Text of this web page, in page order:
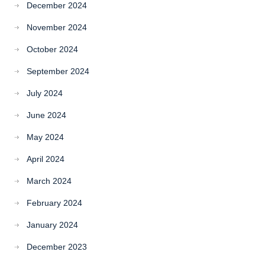
December 2024
November 2024
October 2024
September 2024
July 2024
June 2024
May 2024
April 2024
March 2024
February 2024
January 2024
December 2023